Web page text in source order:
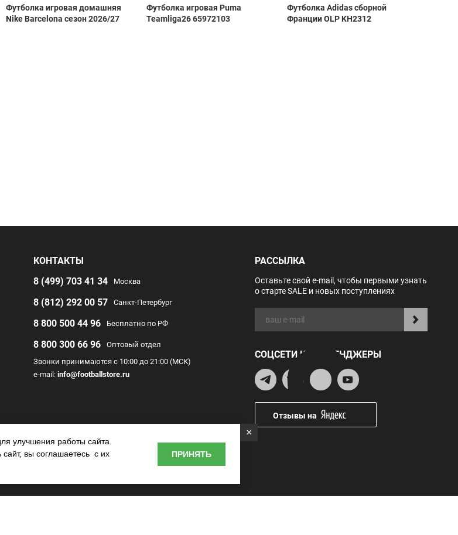
Футболка игровая домашняя
Nike Barcelona сезон 2026/27
Футболка игровая Puma
Teamliga26 65972103
Футболка Adidas сборной
Франции OLP KH2312
КОНТАКТЫ
8 (499) 703 41 34
Москва
8 (812) 292 00 57 Санкт-Петербург
8 800 500 44 96 Бесплатно по РФ
8 800 300 66 96
Оптовый отдел
Звонки принимаются с 10:00 до 21:00 (МСК)
e-mail: info@footballstore.ru
РАССЫЛКА
Оставьте свой e-mail, чтобы первыми узнать
о старте SALE и новых поступлениях
СОЦСЕТИ И МЕССЕНДЖЕРЫ
Отзывы на
×
улучшения работы сайта.
вы соглашаетесь с их
ПРИНЯТЬ